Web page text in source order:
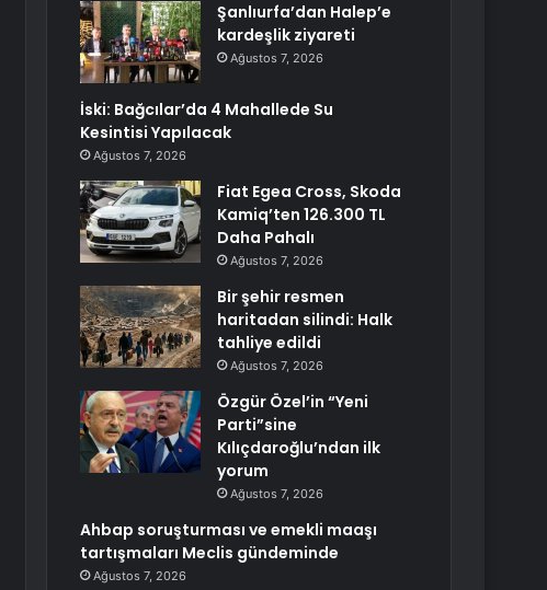
Şanlıurfa’dan Halep’e
kardeşlik ziyareti
Ağustos 7, 2026
İski: Bağcılar’da 4 Mahallede Su
Kesintisi Yapılacak
Ağustos 7, 2026
Fiat Egea Cross, Skoda
Kamiq’ten 126.300 TL
Daha Pahalı
Ağustos 7, 2026
Bir şehir resmen
haritadan silindi: Halk
tahliye edildi
Ağustos 7, 2026
Özgür Özel’in “Yeni
Parti”sine
Kılıçdaroğlu’ndan ilk
yorum
Ağustos 7, 2026
Ahbap soruşturması ve emekli maaşı
tartışmaları Meclis gündeminde
Ağustos 7, 2026